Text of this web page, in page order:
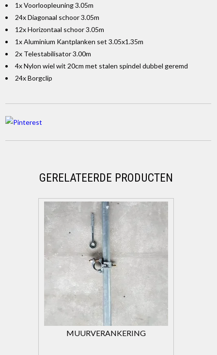
1x Voorloopleuning 3.05m
24x Diagonaal schoor 3.05m
12x Horizontaal schoor 3.05m
1x Aluminium Kantplanken set 3.05x1.35m
2x Telestabilisator 3.00m
4x Nylon wiel wit 20cm met stalen spindel dubbel geremd
24x Borgclip
GERELATEERDE PRODUCTEN
MUURVERANKERING